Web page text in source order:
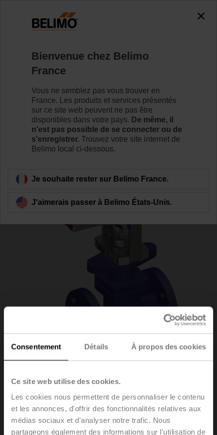
Consentement Détails À propos des cookies
Ce site web utilise des cookies.
Les cookies nous permettent de personnaliser le contenu
et les annonces, d'offrir des fonctionnalités relatives aux
médias sociaux et d'analyser notre trafic. Nous
partageons également des informations sur l'utilisation de
H6040X16-S2/SV230A-TPC
Pour en savoir plus
Retour a la catégorie de produits
H6040X16-
S2/SV230A-TPC
Bienvenue chez Belimo
France
Vous ne semblez pas vous trouver en
France. Les produits et services présentés
sur ce site web peuvent ne pas être
disponibles dans votre pays. De même, il
n'est pas possible de se connecter ou de
s'enregistrer. Trouvez votre site internet de
Belimo local ci-dessous.
Je souhaite rester sur Belimo France.
J'aimerais passer à Belimo États-Unis.